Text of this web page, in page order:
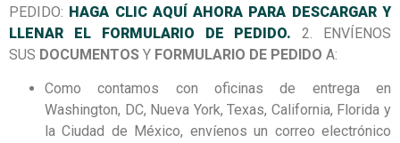
PEDIDO: HAGA CLIC AQUÍ AHORA PARA DESCARGAR Y
LLENAR EL FORMULARIO DE PEDIDO.2. ENVÍENOS
SUS DOCUMENTOS Y FORMULARIO DE PEDIDO A:
Como contamos con oficinas de entrega en
Washington, DC, Nueva York, Texas, California, Florida y
la Ciudad de México, envíenos un correo electrónico